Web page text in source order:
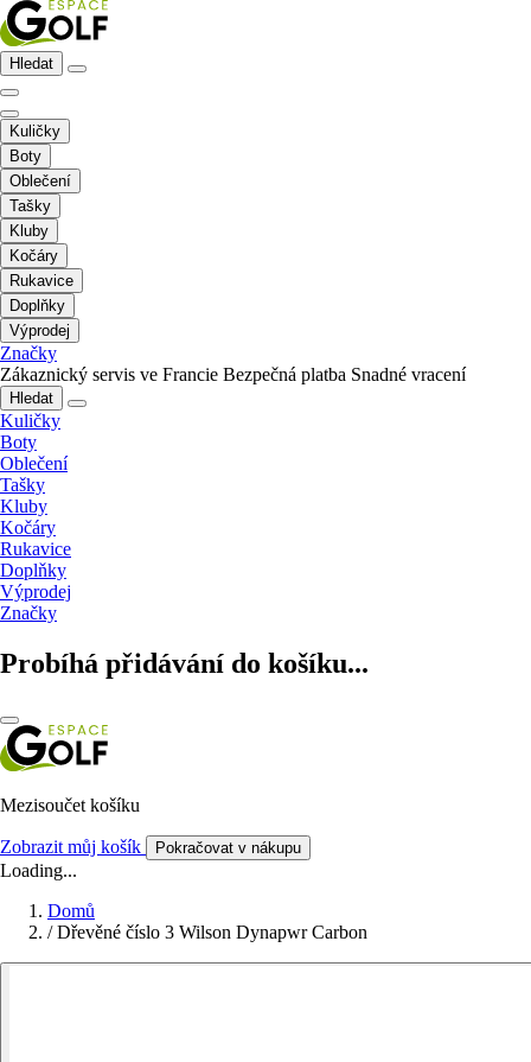
Hledat
Kuličky
Boty
Oblečení
Tašky
Kluby
Kočáry
Rukavice
Doplňky
Výprodej
Značky
Zákaznický servis ve Francie Bezpečná platba Snadné vracení
Hledat
Kuličky
Boty
Oblečení
Tašky
Kluby
Kočáry
Rukavice
Doplňky
Výprodej
Značky
Probíhá přidávání do košíku...
Mezisoučet košíku
Zobrazit můj košík Pokračovat v nákupu
Loading...
Domů
/ Dřevěné číslo 3 Wilson Dynapwr Carbon